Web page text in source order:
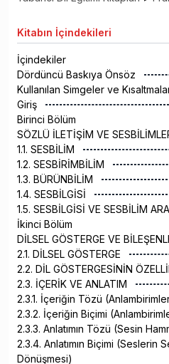
Kitabın İçindekileri
İçindekiler
Dördüncü Baskıya Önsöz
Kullanılan Simgeler ve
Giriş
Birinci Bölüm
SÖZLÜ İLETİŞİM VE
1.1. SESBİLİM
1.2. SESBİRİMBİLİM
1.3. BÜRÜNBİLİM
1.4. SESBİLGİSİ
1.5. SESBİLGİSİ VE SESBİLİM
İkinci Bölüm
DİLSEL GÖSTERGE VE
2.1. DİLSEL GÖSTERGE
2.2. DİL GÖSTERGESİNİN
2.3. İÇERİK VE ANLATIM
2.3.1. İçeriğin Tözü
2.3.2. İçeriğin Biçimi
2.3.3. Anlatımın Tözü (Sesin
2.3.4. Anlatımın Biçimi (Seslerin
Dönüşmesi)